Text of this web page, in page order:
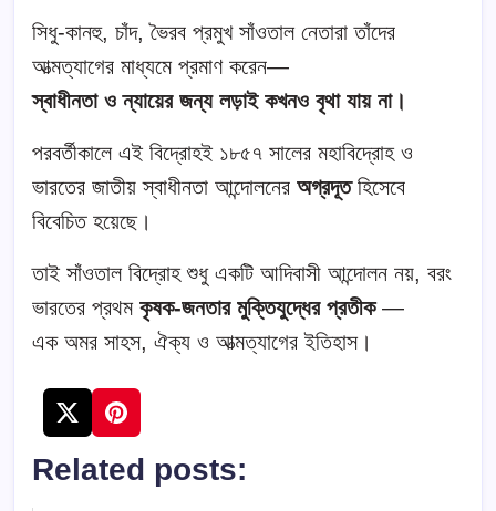
সিধু-কানহু, চাঁদ, ভৈরব প্রমুখ সাঁওতাল নেতারা তাঁদের
আত্মত্যাগের মাধ্যমে প্রমাণ করেন—
স্বাধীনতা ও ন্যায়ের জন্য লড়াই কখনও বৃথা যায় না।
পরবর্তীকালে এই বিদ্রোহই ১৮৫৭ সালের মহাবিদ্রোহ ও
ভারতের জাতীয় স্বাধীনতা আন্দোলনের অগ্রদূতহিসেবে
বিবেচিত হয়েছে।
তাই সাঁওতাল বিদ্রোহ শুধু একটি আদিবাসী আন্দোলন নয়, বরং
ভারতের প্রথম কৃষক-জনতার মুক্তিযুদ্ধের প্রতীক—
এক অমর সাহস, ঐক্য ও আত্মত্যাগের ইতিহাস।
Related posts: